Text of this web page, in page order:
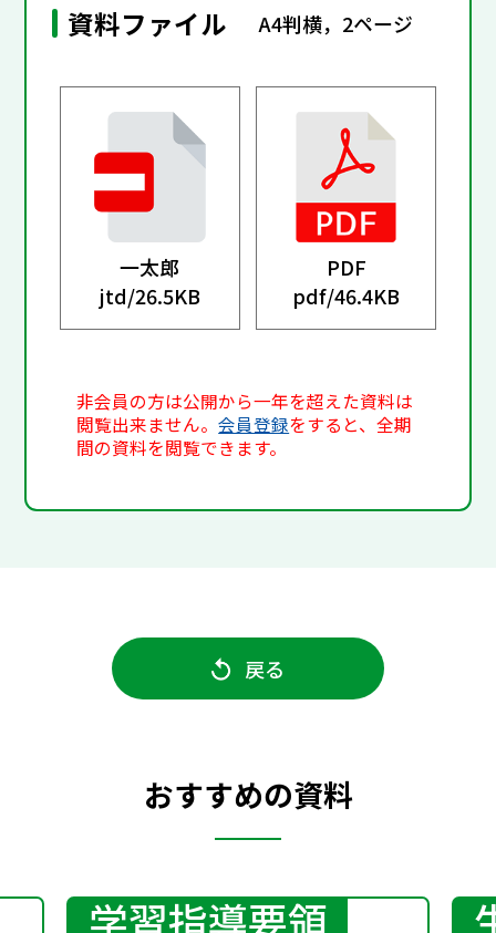
資料ファイル A4判横，2ページ
一太郎
jtd/26.5KB
PDF
pdf/46.4KB
非会員の方は公開から一年を超えた資料は
閲覧出来ません。会員登録をすると、全期
間の資料を閲覧できます。
戻る
おすすめの資料
学習指導要領